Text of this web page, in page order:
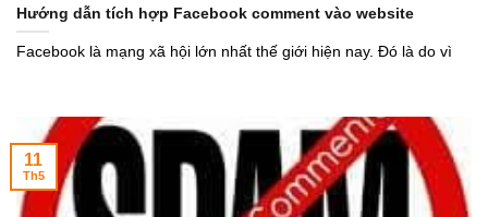
Hướng dẫn tích hợp Facebook comment vào website
Facebook là mạng xã hội lớn nhất thế giới hiện nay. Đó là do vì
11
Th5